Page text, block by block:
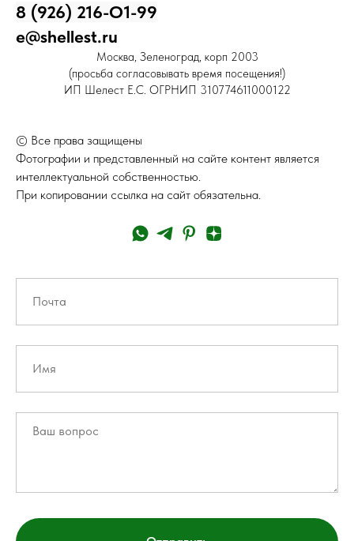
8 (926) 216-О1-99
e@shellest.ru
Москва, Зеленоград, корп 2003
(просьба согласовывать время посещения!)
ИП Шелест Е.С. ОГРНИП 310774611000122
© Все права защищены
Фотографии и представленный на сайте контент является
интеллектуальной собственностью.
При копировании ссылка на сайт обязательна.